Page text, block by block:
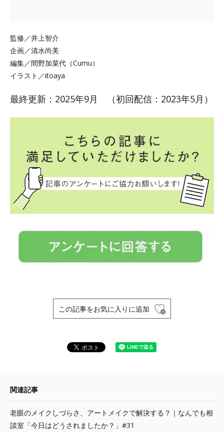
監修／井上智介
企画／清水尚美
編集／間野加菜代（Cumu）
イラスト／itoaya
最終更新：2025年9月 （初回配信：2023年5月）
この記事をお気に入りに追加
関連記事
老眼のメイクしづらさ、アートメイクで解決する？｜なんでも相
談室「今日はどうされましたか？」#31